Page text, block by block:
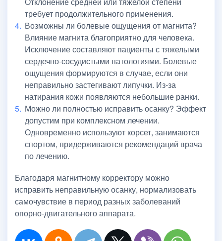
требует продолжительного применения.
Возможны ли болевые ощущения от магнита?
Влияние магнита благоприятно для человека.
Исключение составляют пациенты с тяжелыми
сердечно-сосудистыми патологиями. Болевые
ощущения формируются в случае, если они
неправильно застегивают липучки. Из-за
натирания кожи появляются небольшие ранки.
Можно ли полностью исправить осанку? Эффект
допустим при комплексном лечении.
Одновременно используют корсет, занимаются
спортом, придерживаются рекомендаций врача
по лечению.
Благодаря магнитному корректору можно
исправить неправильную осанку, нормализовать
самочувствие в период разных заболеваний
опорно-двигательного аппарата.